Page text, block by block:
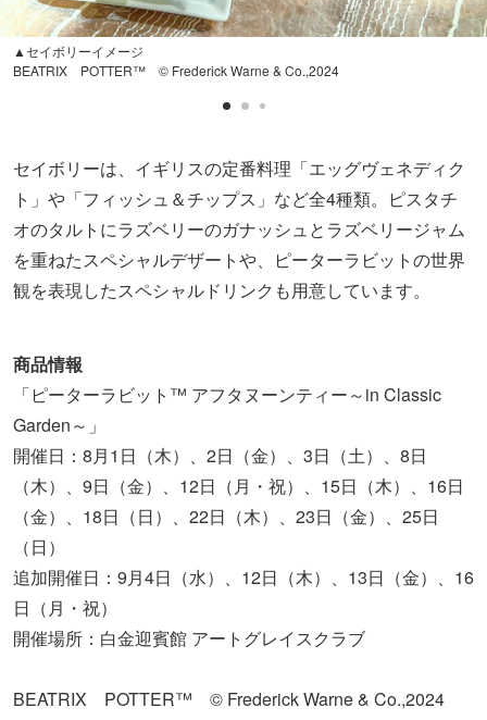
▲セイボリーイメージ
BEATRIX POTTER™ © Frederick Warne & Co.,2024
セイボリーは、イギリスの定番料理「エッグヴェネディク
ト」や「フィッシュ＆チップス」など全4種類。ピスタチ
オのタルトにラズベリーのガナッシュとラズベリージャム
を重ねたスペシャルデザートや、ピーターラビットの世界
観を表現したスペシャルドリンクも用意しています。
商品情報
「ピーターラビット™ アフタヌーンティー～in Classic
Garden～」
開催日：8月1日（木）、2日（金）、3日（土）、8日
（木）、9日（金）、12日（月・祝）、15日（木）、16日
（金）、18日（日）、22日（木）、23日（金）、25日
（日）
追加開催日：9月4日（水）、12日（木）、13日（金）、16
日（月・祝）
開催場所：白金迎賓館 アートグレイスクラブ
BEATRIX POTTER™ © Frederick Warne & Co.,2024